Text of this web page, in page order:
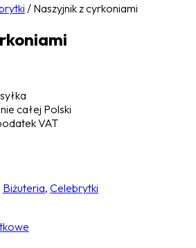
/ Naszyjnik z cyrkoniami
całej Polski
VAT
Biżuteria, Celebrytki